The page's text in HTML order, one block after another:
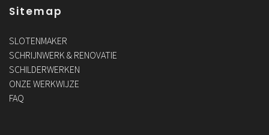
Sitemap
SLOTENMAKER
SCHRIJNWERK & RENOVATIE
SCHILDERWERKEN
ONZE WERKWIJZE
FAQ